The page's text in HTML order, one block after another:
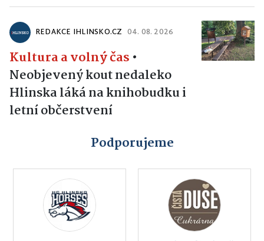
REDAKCE IHLINSKO.CZ 04. 08. 2026
Kultura a volný čas •
Neobjevený kout nedaleko
Hlinska láká na knihobudku i
letní občerstvení
Podporujeme